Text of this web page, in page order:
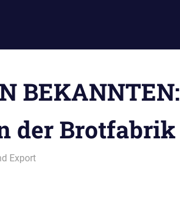
BEKANNTEN:
der Brotfabrik
Export